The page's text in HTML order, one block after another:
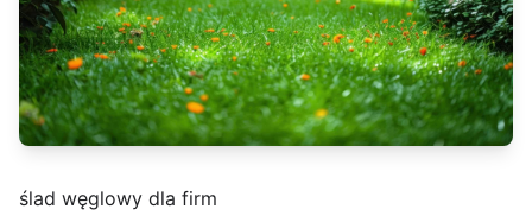
ślad węglowy dla firm